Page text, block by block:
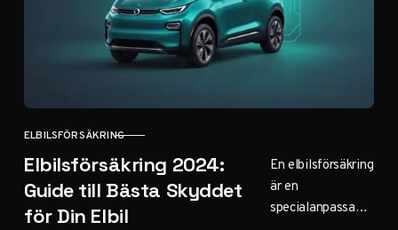
KATEGORI
ELBILSFÖRSÄKRING
Elbilsförsäkring 2024:
Guide till Bästa Skyddet
för Din Elbil
En elbilsförsäkring
är en
specialanpassad